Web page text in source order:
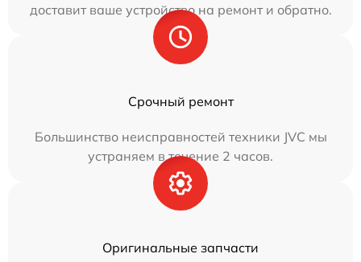
доставит ваше устройство на ремонт и обратно.
Срочный ремонт
Большинство неисправностей техники JVC мы
устраняем в течение 2 часов.
Оригинальные запчасти